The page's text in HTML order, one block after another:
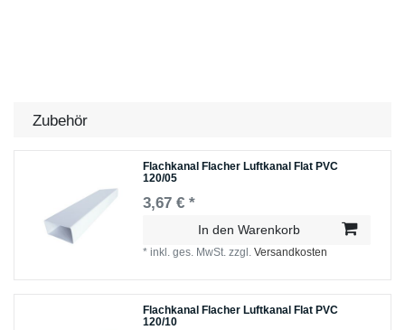
Zubehör
Flachkanal Flacher Luftkanal Flat PVC
120/05
3,67 € *
In den Warenkorb
*inkl. ges. MwSt. zzgl.Versandkosten
Flachkanal Flacher Luftkanal Flat PVC
120/10